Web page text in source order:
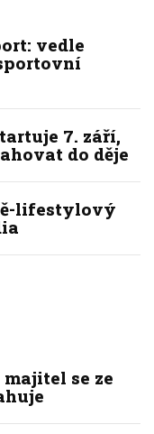
vedle
7. září,
do děje
lifestylový
se ze